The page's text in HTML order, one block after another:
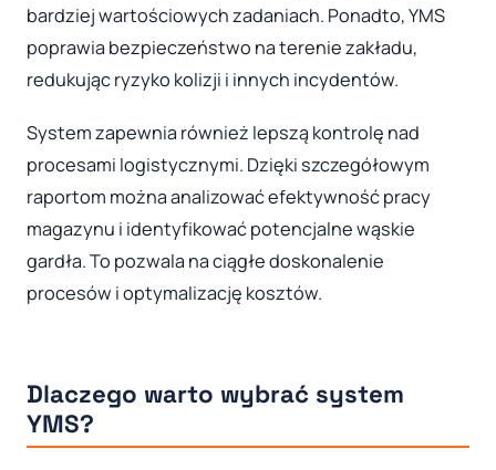
bardziej wartościowych zadaniach. Ponadto, YMS
poprawia bezpieczeństwo na terenie zakładu,
redukując ryzyko kolizji i innych incydentów.
System zapewnia również lepszą kontrolę nad
procesami logistycznymi. Dzięki szczegółowym
raportom można analizować efektywność pracy
magazynu i identyfikować potencjalne wąskie
gardła. To pozwala na ciągłe doskonalenie
procesów i optymalizację kosztów.
Dlaczego warto wybrać system
YMS?